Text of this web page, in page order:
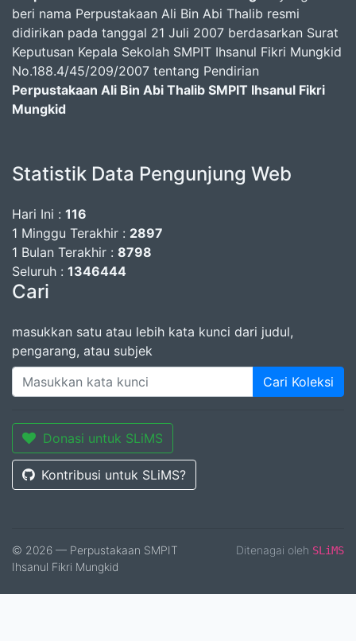
beri nama Perpustakaan Ali Bin Abi Thalib resmi
didirikan pada tanggal 21 Juli 2007 berdasarkan Surat
Keputusan Kepala Sekolah SMPIT Ihsanul Fikri Mungkid
No.188.4/45/209/2007 tentang Pendirian
Perpustakaan Ali Bin Abi Thalib SMPIT Ihsanul Fikri
Mungkid
Statistik Data Pengunjung Web
Hari Ini : 116
1 Minggu Terakhir : 2897
1 Bulan Terakhir : 8798
Seluruh : 1346444
Cari
masukkan satu atau lebih kata kunci dari judul,
pengarang, atau subjek
Cari Koleksi
Donasi untuk SLiMS
Kontribusi untuk SLiMS?
© 2026 — Perpustakaan SMPIT
Ihsanul Fikri Mungkid
Ditenagai oleh SLiMS